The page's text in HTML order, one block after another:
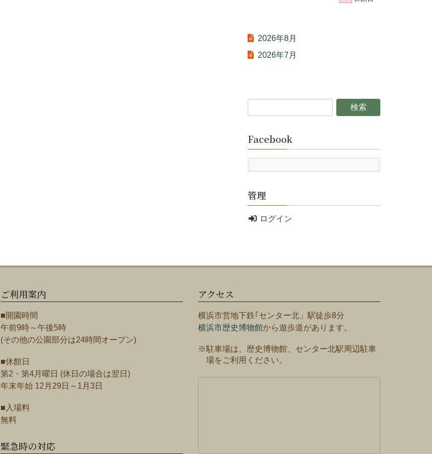
2026年8月
2026年7月
Facebook
管理
ログイン
ご利用案内
■開園時間
午前9時～午後5時
(その他の公園部分は24時間オープン)
■休館日
第2・第4月曜日 (休日の場合は翌日)
年末年始 12月29日～1月3日
■入場料
無料
緊急時の対応
アクセス
横浜市営地下鉄｢センター北」駅徒歩8分
横浜市歴史博物館から遊歩道があります。
※駐車場は、歴史博物館、センター北駅周辺駐車
場をご利用ください。